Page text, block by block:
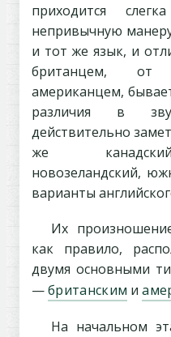
приходится
непривычную
и тот же язык, и
британцем, от
американцем,
различия в
действительно
же
новозеландский,
варианты
Их
как правило,
двумя основными
—британским и
На начальном